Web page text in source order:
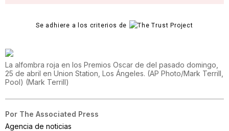
Se adhiere a los criterios de
La alfombra roja en los Premios Oscar de del pasado domingo,
25 de abril en Union Station, Los Ángeles. (AP Photo/Mark Terrill,
Pool) (Mark Terrill)
Por The Associated Press
Agencia de noticias